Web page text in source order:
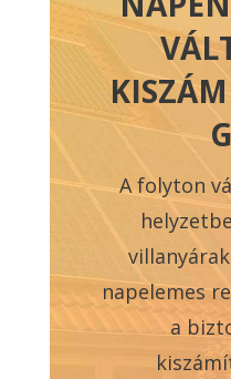
A folyton
napelemes
a